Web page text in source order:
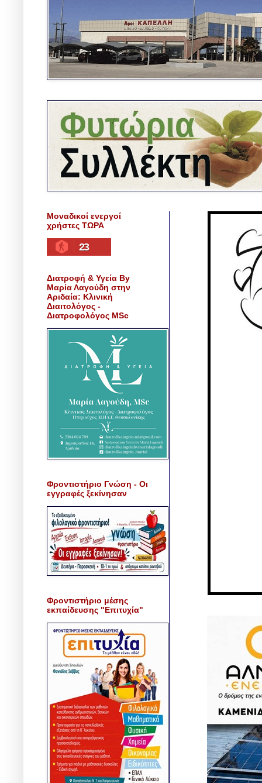
Μοναδικοί ενεργοί
χρήστες ΤΩΡΑ
23
Διατροφή & Υγεία By
Μαρία Λαγούδη στην
Αριδαία: Κλινική
Διαιτολόγος -
Διατροφολόγος MSc
Φροντιστήριο Γνώση - Οι
εγγραφές ξεκίνησαν
Φροντιστήριο μέσης
εκπαίδευσης "Επιτυχία"